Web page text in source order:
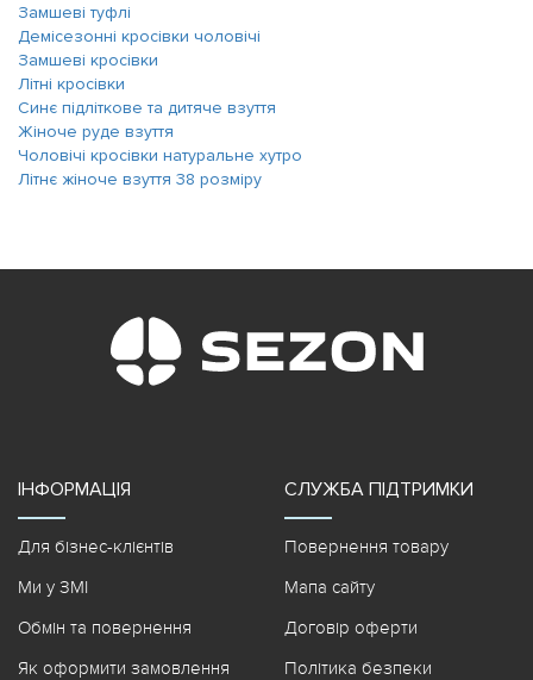
Замшеві туфлі
Демісезонні кросівки чоловічі
Замшеві кросівки
Літні кросівки
Синє підліткове та дитяче взуття
Жіноче руде взуття
Чоловічі кросівки натуральне хутро
Літнє жіноче взуття 38 розміру
ІНФОРМАЦІЯ
Для бізнес-клієнтів
Ми у ЗМІ
Обмін та повернення
Як оформити замовлення
СЛУЖБА ПІДТРИМКИ
Повернення товару
Мапа сайту
Договір оферти
Політика безпеки